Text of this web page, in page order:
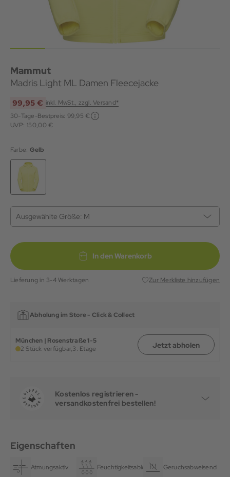
Mammut
Madris Light ML Damen Fleecejacke
99,95 € inkl. MwSt., zzgl. Versand*
30-Tage-Bestpreis: 99,95 €
UVP: 150,00 €
Farbe: Gelb
Ausgewählte Größe: M
In den Warenkorb
Lieferung in 3-4 Werktagen Zur Merkliste hinzufügen
Abholung im Store - Click & Collect
München | Rosenstraße 1-5
2 Stück verfügbar,3. Etage Jetzt abholen
Kostenlos registrieren -
versandkostenfrei bestellen!
Eigenschaften
Atmungsaktiv Feuchtigkeitsableitend Geruchsabweisend